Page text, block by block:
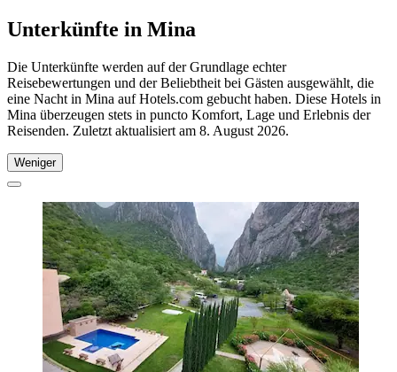
Unterkünfte in Mina
Die Unterkünfte werden auf der Grundlage echter
Reisebewertungen und der Beliebtheit bei Gästen ausgewählt, die
eine Nacht in Mina auf Hotels.com gebucht haben. Diese Hotels in
Mina überzeugen stets in puncto Komfort, Lage und Erlebnis der
Reisenden. Zuletzt aktualisiert am 8. August 2026.
Weniger